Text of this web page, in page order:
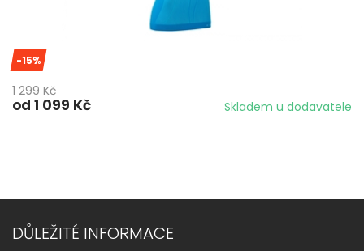
-15%
1 299 Kč
od 1 099 Kč Skladem u dodavatele
DŮLEŽITÉ INFORMACE